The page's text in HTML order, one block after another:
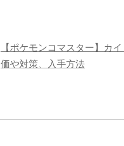
【ポケモンコマスター】カ
価や対策、入手方法